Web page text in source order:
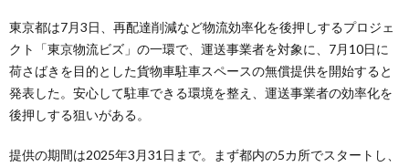
東京都は7月3日、再配達削減など物流効率化を後押しするプロジェ
クト「東京物流ビズ」の一環で、運送事業者を対象に、7月10日に
荷さばきを目的とした貨物車駐車スペースの無償提供を開始すると
発表した。安心して駐車できる環境を整え、運送事業者の効率化を
後押しする狙いがある。
提供の期間は2025年3月31日まで。まず都内の5カ所でスタートし、